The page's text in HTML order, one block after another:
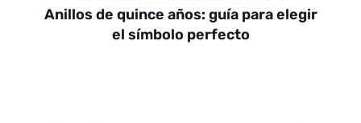
Anillos de quince años: guía para elegir
el símbolo perfecto